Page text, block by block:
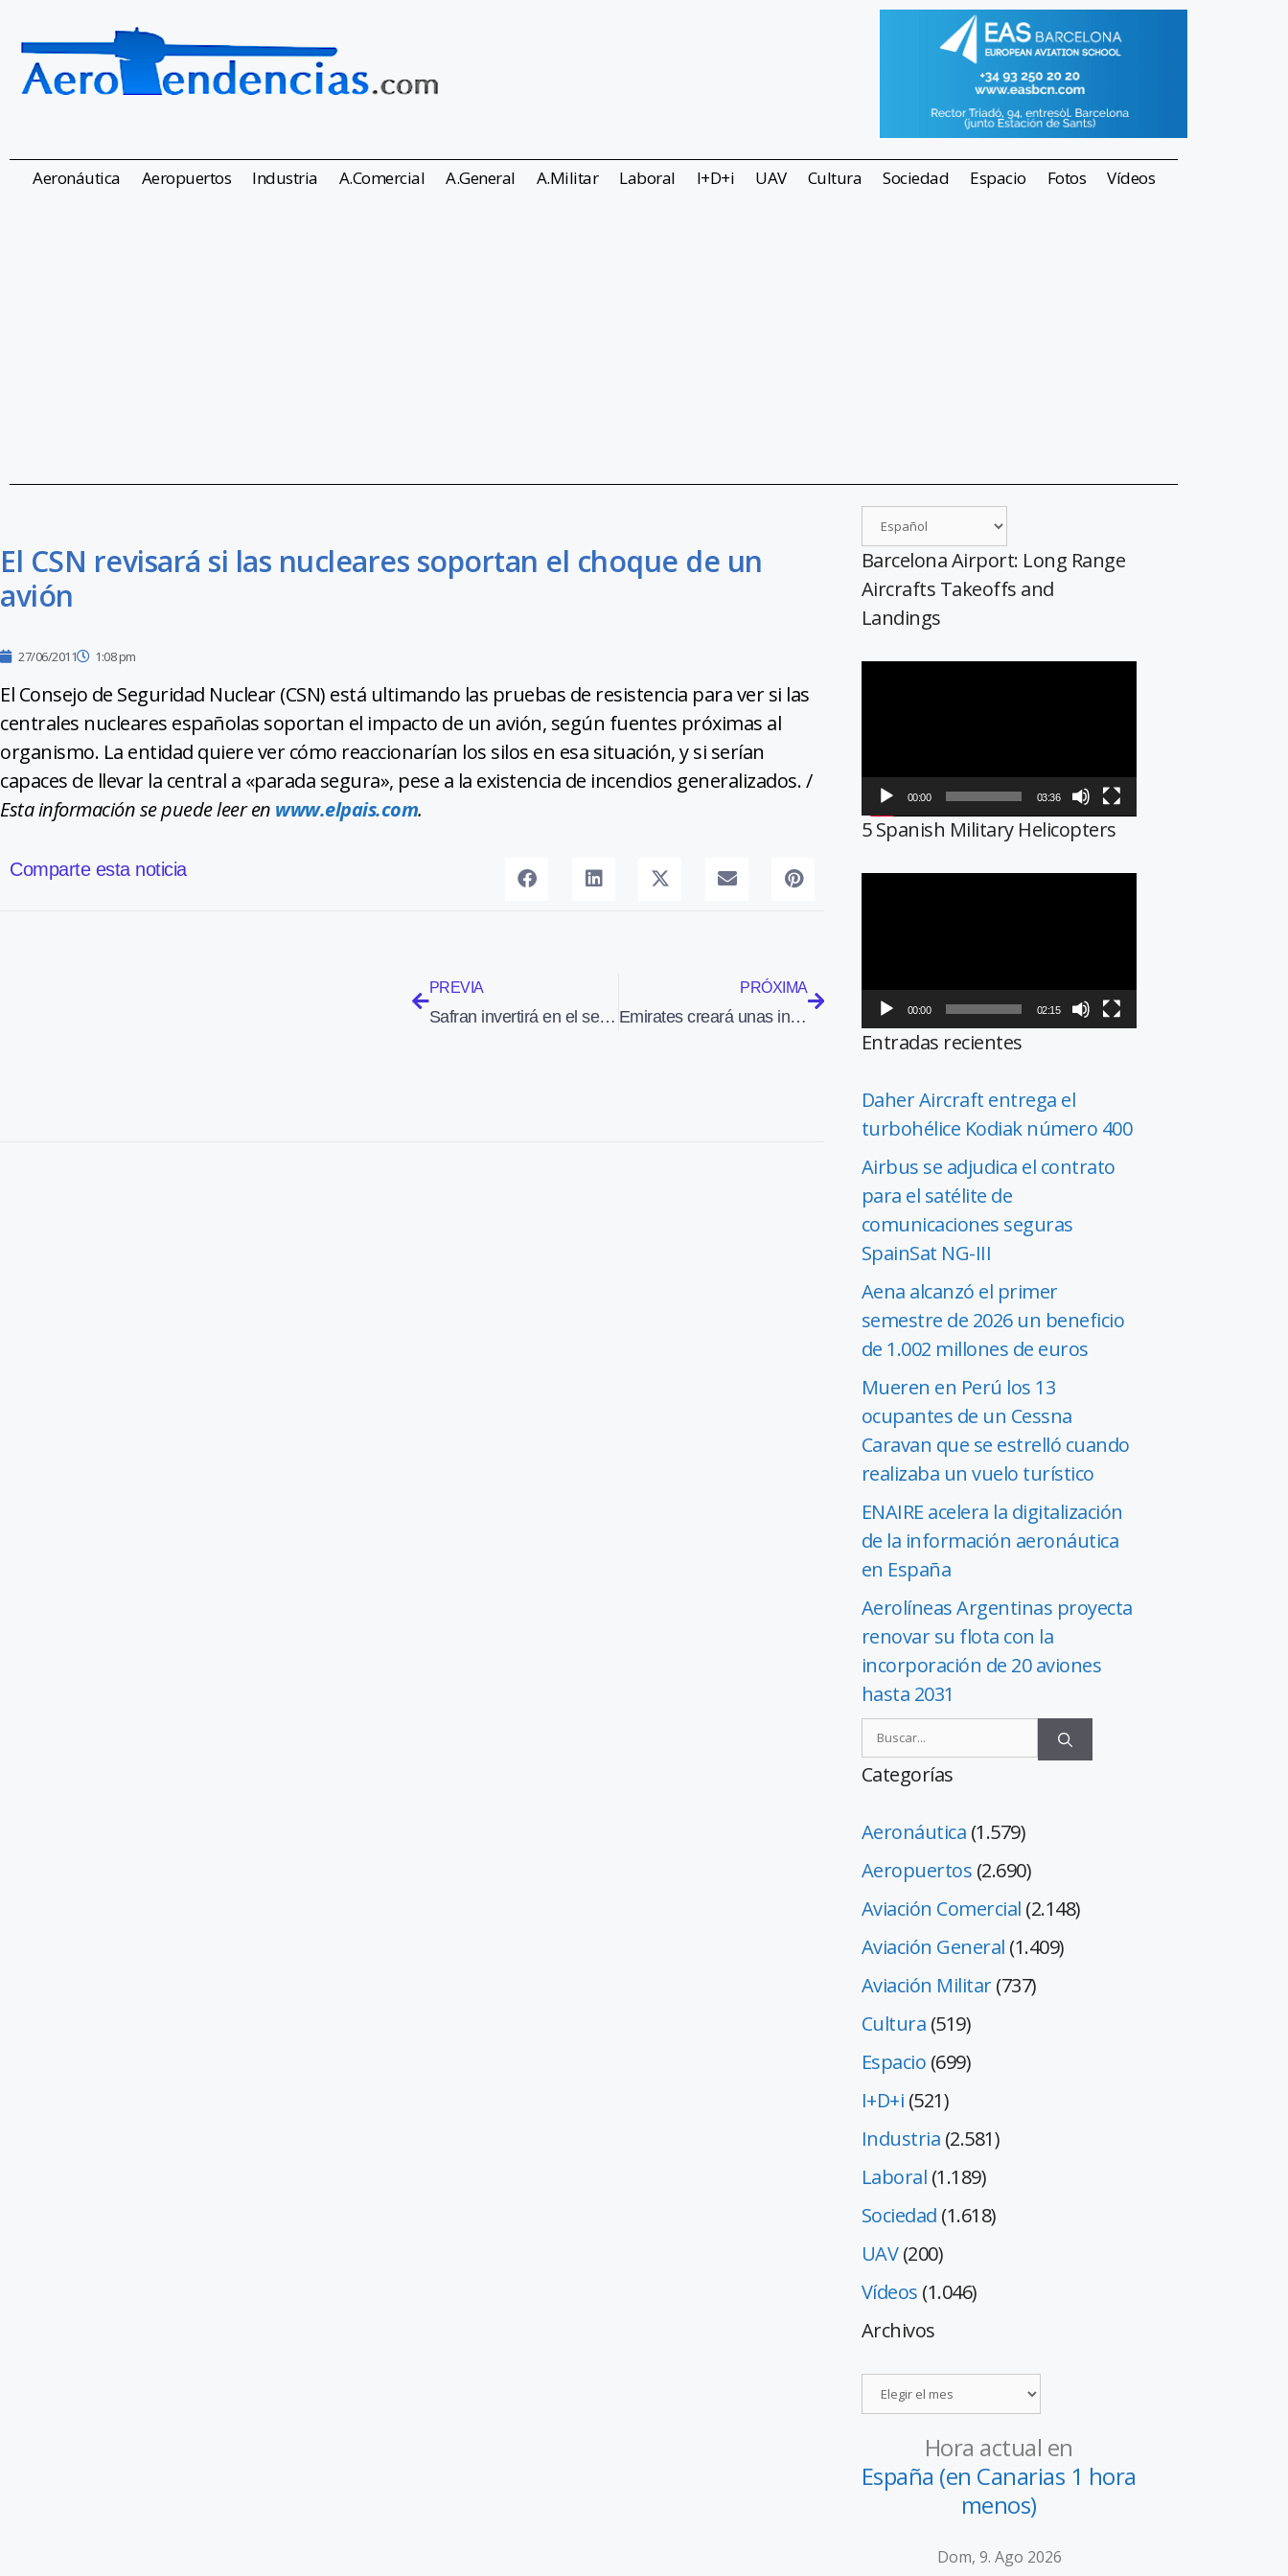
Aeronáutica Aeropuertos Industria A.Comercial A.General A.Militar Laboral I+D+i UAV Cultura Sociedad Espacio Fotos Vídeos
El CSN revisará si las nucleares soportan el choque de un
avión
27/06/2011 1:08 pm
El Consejo de Seguridad Nuclear (CSN) está ultimando las pruebas de resistencia para ver si las
centrales nucleares españolas soportan el impacto de un avión, según fuentes próximas al
organismo. La entidad quiere ver cómo reaccionarían los silos en esa situación, y si serían
capaces de llevar la central a «parada segura», pese a la existencia de incendios generalizados. /
Esta información se puede leer en www.elpais.com.
Comparte esta noticia
PREVIA
Safran invertirá en el sector aeroespacial de Sevilla
PRÓXIMA
Emirates creará unas instalaciones de revisión y reparación de turbinas en Dubái
Barcelona Airport: Long Range
Aircrafts Takeoffs and
Landings
00:00 03:36
5 Spanish Military Helicopters
00:00 02:15
Entradas recientes
Daher Aircraft entrega el
turbohélice Kodiak número 400
Airbus se adjudica el contrato
para el satélite de
comunicaciones seguras
SpainSat NG-III
Aena alcanzó el primer
semestre de 2026 un beneficio
de 1.002 millones de euros
Mueren en Perú los 13
ocupantes de un Cessna
Caravan que se estrelló cuando
realizaba un vuelo turístico
ENAIRE acelera la digitalización
de la información aeronáutica
en España
Aerolíneas Argentinas proyecta
renovar su flota con la
incorporación de 20 aviones
hasta 2031
Categorías
Aeronáutica (1.579)
Aeropuertos (2.690)
Aviación Comercial (2.148)
Aviación General (1.409)
Aviación Militar(737)
Cultura (519)
Espacio (699)
I+D+i (521)
Industria (2.581)
Laboral (1.189)
Sociedad (1.618)
UAV(200)
Vídeos (1.046)
Archivos
Hora actual en
España (en Canarias 1 hora
menos)